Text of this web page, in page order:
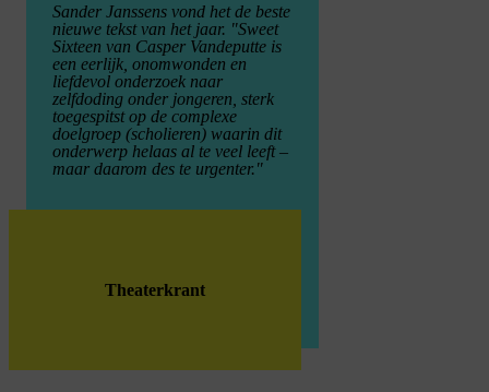
Sander Janssens vond het de beste
nieuwe tekst van het jaar. "Sweet
Sixteen van Casper Vandeputte is
een eerlijk, onomwonden en
liefdevol onderzoek naar
zelfdoding onder jongeren, sterk
toegespitst op de complexe
doelgroep (scholieren) waarin dit
onderwerp helaas al te veel leeft –
maar daarom des te urgenter."
Theaterkrant